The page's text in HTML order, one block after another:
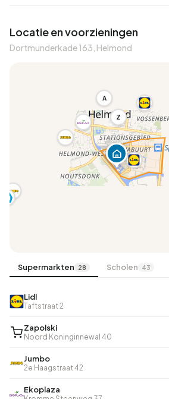
Locatie en voorzieningen
Dortmunderkade 163, Helmond
Z
A
Supermarkten 28 Scholen 43
Lidl
Taftstraat 2
Zapolski
Noord Koninginnewal 40
Jumbo
2e Haagstraat 42
Ekoplaza